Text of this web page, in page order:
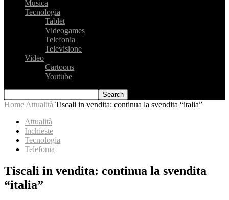
Musica
Tecnologia
Tablet
Videogames
Telefonia
Televisione
Video
Cartoons
Youtube
Home Attualità Tiscali in vendita: continua la svendita “italia”
Attualità
Inchieste
Tecnologia
Telefonia
Tiscali in vendita: continua la svendita
“italia”